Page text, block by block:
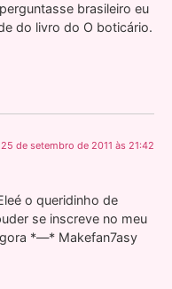
brasileiro eu
do livro do O boticário.
25 de setembro de 2011 às 21:42
o queridinho de
se inscreve no meu
*—* Makefan7asy